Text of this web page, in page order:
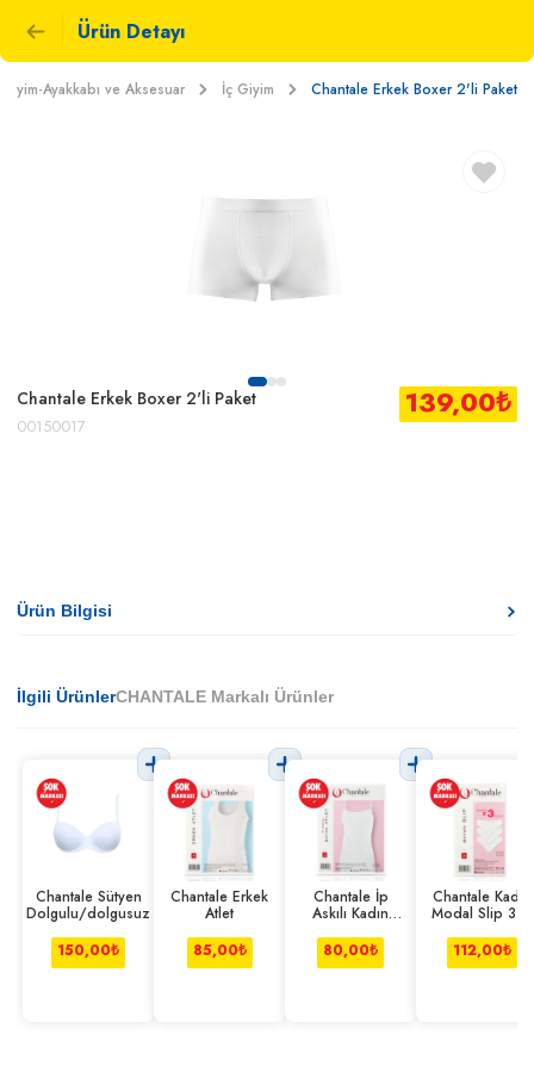
Ürün Detayı
Giyim-Ayakkabı ve Aksesuar İç Giyim Chantale Erkek Boxer 2'li Paket
Chantale Erkek Boxer 2'li Paket
00150017
139,00₺
Ürün Bilgisi
İlgili ÜrünlerCHANTALE Markalı Ürünler
Chantale Sütyen
Dolgulu/dolgusuz
150,00₺
Chantale Erkek
Atlet
85,00₺
Chantale İp
Askılı Kadın
80,00₺
Chantale Kadın
Modal Slip 3'lü
112,00₺